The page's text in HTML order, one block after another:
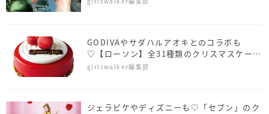
GODIVAやサダハルアオキとのコラボも
♡【ローソン】全31種類のクリスマスケーキ
がお目見え
girlswalker編集部
ジェラピケやディズニーも♡「セブン」のク